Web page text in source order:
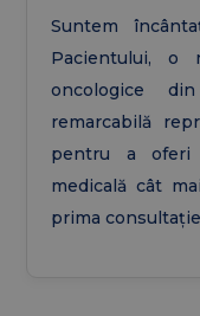
Suntem
Pacientului, o
oncologice
remarcabilă
pentru a oferi
medicală cât
prima